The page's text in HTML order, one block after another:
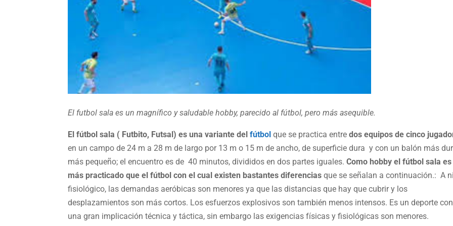
El futbol sala es un magnífico y saludable hobby, parecido al fútbol, pero más asequible.
El fútbol sala ( Futbito, Futsal) es una variante delfútbol que se practica entre dos equipos de cinco
en un campo de 24 m a 28 m de largo por 13 m o 15 m de ancho, de superficie dura y con un balón más
más pequeño; el encuentro es de 40 minutos, divididos en dos partes iguales. Como hobby el fútbol sala es
más practicado que el fútbol con el cual existen bastantes diferencias que se señalan a continuación.: A
fisiológico, las demandas aeróbicas son menores ya que las distancias que hay que cubrir y los
desplazamientos son más cortos. Los esfuerzos explosivos son también menos intensos. Es un deporte con
una gran implicación técnica y táctica, sin embargo las exigencias físicas y fisiológicas son menores.